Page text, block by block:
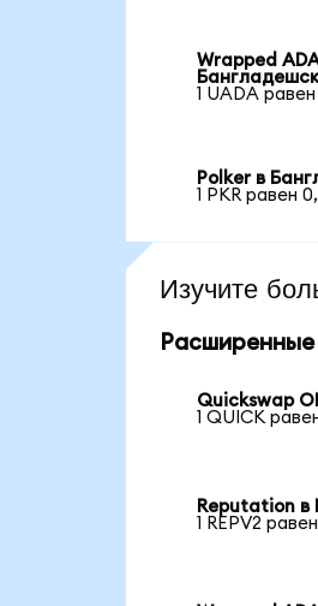
Wrapped
1 UADA
Polker в
1 PKR равен
Изучите
Расширенные
Quickswap
1 QUICK
Reputation в
1 REPV2